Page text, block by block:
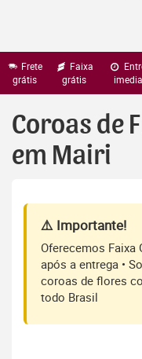
Frete
grátis
Faixa
grátis
Coroas de
em Mairi
⚠️ Importante!
Oferecemos Faixa
após a entrega •
coroas de flores
todo Brasil